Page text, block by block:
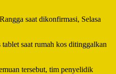
saat dikonfirmasi, Selasa
saat rumah kos ditinggalkan
tersebut, tim penyelidik